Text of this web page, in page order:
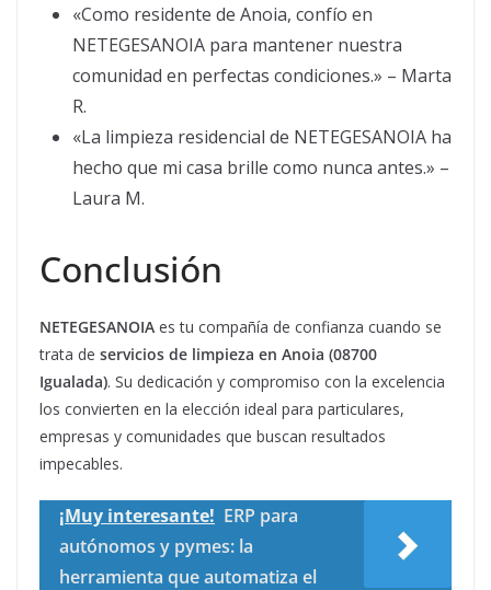
«Como residente de Anoia, confío en
NETEGESANOIA para mantener nuestra
comunidad en perfectas condiciones.» – Marta
R.
«La limpieza residencial de NETEGESANOIA ha
hecho que mi casa brille como nunca antes.» –
Laura M.
Conclusión
NETEGESANOIA es tu compañía de confianza cuando se
trata de servicios de limpieza en Anoia (08700
Igualada). Su dedicación y compromiso con la excelencia
los convierten en la elección ideal para particulares,
empresas y comunidades que buscan resultados
impecables.
¡Muy interesante! ERP para
autónomos y pymes: la
herramienta que automatiza el